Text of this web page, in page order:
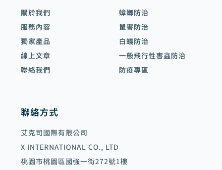
關於我們
服務內容
獨家產品
線上文章
聯絡我們
蟑螂防治
鼠害防治
白蟻防治
一般飛行性害蟲防治
防疫專區
聯絡方式
艾克司國際有限公司
X INTERNATIONAL CO., LTD
桃園市桃園區國強一街272號1樓